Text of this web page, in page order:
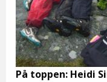
På toppen: Heidi